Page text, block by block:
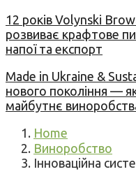
12 років Volynski
розвиває крафтове
напої та експорт
Made in Ukraine &
нового покоління —
майбутнє
Home
Виноробство
Інноваційна